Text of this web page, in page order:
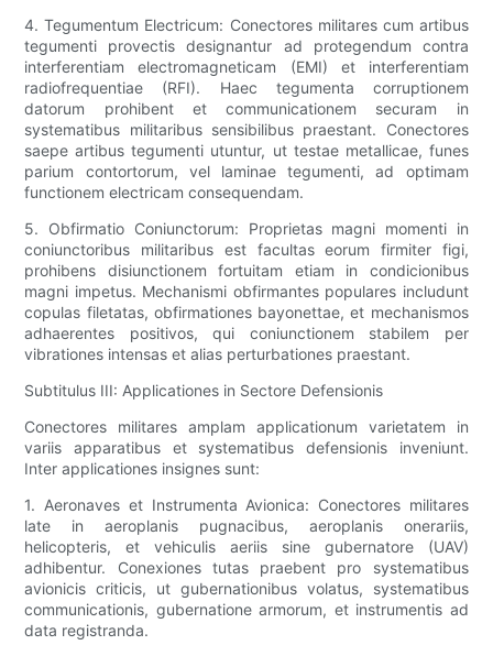
4. Tegumentum Electricum: Conectores militares cum artibus
tegumenti provectis designantur ad protegendum contra
interferentiam electromagneticam (EMI) et interferentiam
radiofrequentiae (RFI). Haec tegumenta corruptionem
datorum prohibent et communicationem securam in
systematibus militaribus sensibilibus praestant. Conectores
saepe artibus tegumenti utuntur, ut testae metallicae, funes
parium contortorum, vel laminae tegumenti, ad optimam
functionem electricam consequendam.
5. Obfirmatio Coniunctorum: Proprietas magni momenti in
coniunctoribus militaribus est facultas eorum firmiter figi,
prohibens disiunctionem fortuitam etiam in condicionibus
magni impetus. Mechanismi obfirmantes populares includunt
copulas filetatas, obfirmationes bayonettae, et mechanismos
adhaerentes positivos, qui coniunctionem stabilem per
vibrationes intensas et alias perturbationes praestant.
Subtitulus III: Applicationes in Sectore Defensionis
Conectores militares amplam applicationum varietatem in
variis apparatibus et systematibus defensionis inveniunt.
Inter applicationes insignes sunt:
1. Aeronaves et Instrumenta Avionica: Conectores militares
late in aeroplanis pugnacibus, aeroplanis onerariis,
helicopteris, et vehiculis aeriis sine gubernatore (UAV)
adhibentur. Conexiones tutas praebent pro systematibus
avionicis criticis, ut gubernationibus volatus, systematibus
communicationis, gubernatione armorum, et instrumentis ad
data registranda.